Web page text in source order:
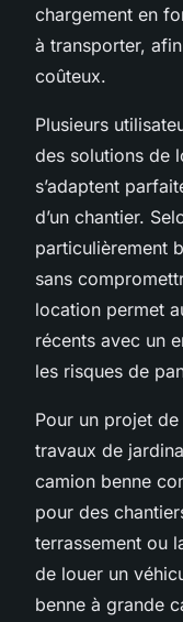
chargement en
à transporter,
coûteux.
Plusieurs
des solutions de
s’adaptent
d’un chantier.
particulièrement
sans
location permet
récents avec un
les risques de
Pour un projet
travaux de
camion benne
pour des
terrassement ou
de louer un
benne à grande